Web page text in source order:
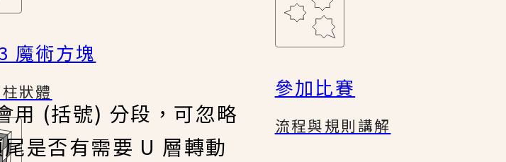
魔術方塊
狀體 參加比賽
流程與規則講解
用 (括號) 分段，可忽略
是否有需要 U 層轉動